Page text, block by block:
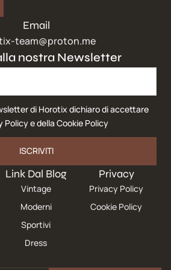
Link Dal Blog
Vintage
Moderni
Sportivi
Dress
Privacy
Privacy Policy
Cookie Policy
nostra Newsletter
di Horotix dichiaro di accettare
Policye della Cookie Policy
ISCRIVITI
Email
team@proton.me